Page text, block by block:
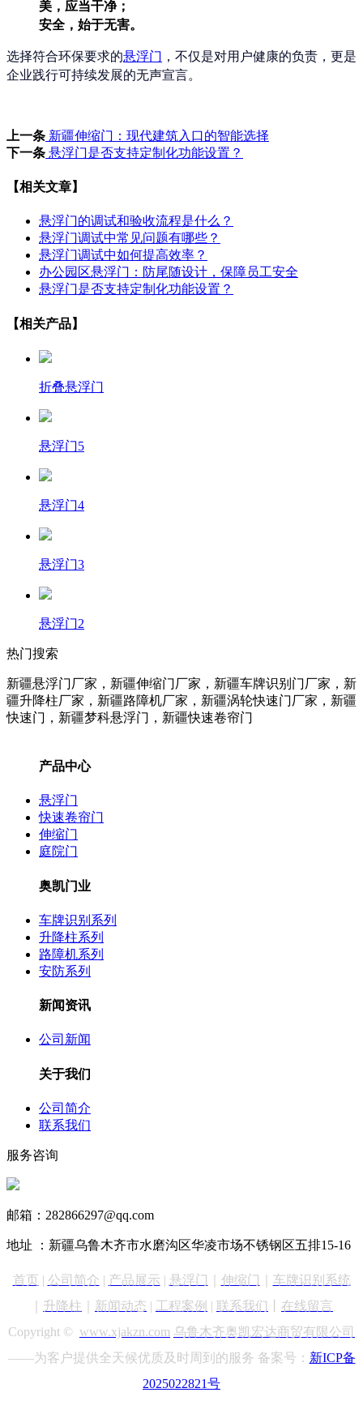
美，应当干净；
安全，始于无害。
选择符合环保要求的悬浮门 ，不仅是对用户健康的负责，更是
企业践行可持续发展的无声宣言。
上一条 新疆伸缩门：现代建筑入口的智能选择
下一条 悬浮门是否支持定制化功能设置？
【相关文章】
悬浮门的调试和验收流程是什么？
悬浮门调试中常见问题有哪些？
悬浮门调试中如何提高效率？
办公园区悬浮门：防尾随设计，保障员工安全
悬浮门是否支持定制化功能设置？
【相关产品】
折叠悬浮门
悬浮门5
悬浮门4
悬浮门3
悬浮门2
热门搜索
新疆悬浮门厂家，新疆伸缩门厂家，新疆车牌识别门厂家，新
疆升降柱厂家 ，新疆路障机厂家 ，新疆涡轮快速门厂家 ，新疆
快速门，新疆梦科悬浮门，新疆快速卷帘门
产品中心
悬浮门
快速卷帘门
伸缩门
庭院门
奥凯门业
车牌识别系列
升降柱系列
路障机系列
安防系列
新闻资讯
公司新闻
关于我们
公司简介
联系我们
服务咨询
邮箱：282866297@qq.com
地址 ：新疆乌鲁木齐市水磨沟区华凌市场不锈钢区五排15-16
首页 | 公司简介 | 产品展示 | 悬浮门 伸缩门 车牌识别 系统
升降柱 新闻动态 | 工程案例 | 联系我们
在线留言
Copyright © www.xjakzn.com 乌鲁木齐奥凯宏达商贸有限公司
——为客户提供全天候优质及时周到的服务 备案号： 新ICP备
2025022821号